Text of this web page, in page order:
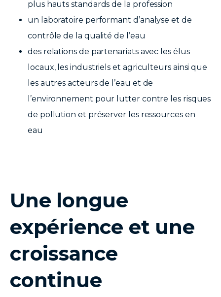
plus hauts standards de la profession
un laboratoire performant d’analyse et de
contrôle de la qualité de l’eau
des relations de partenariats avec les élus
locaux, les industriels et agriculteurs ainsi que
les autres acteurs de l’eau et de
l’environnement pour lutter contre les risques
de pollution et préserver les ressources en
eau
Une longue
expérience et une
croissance
continue